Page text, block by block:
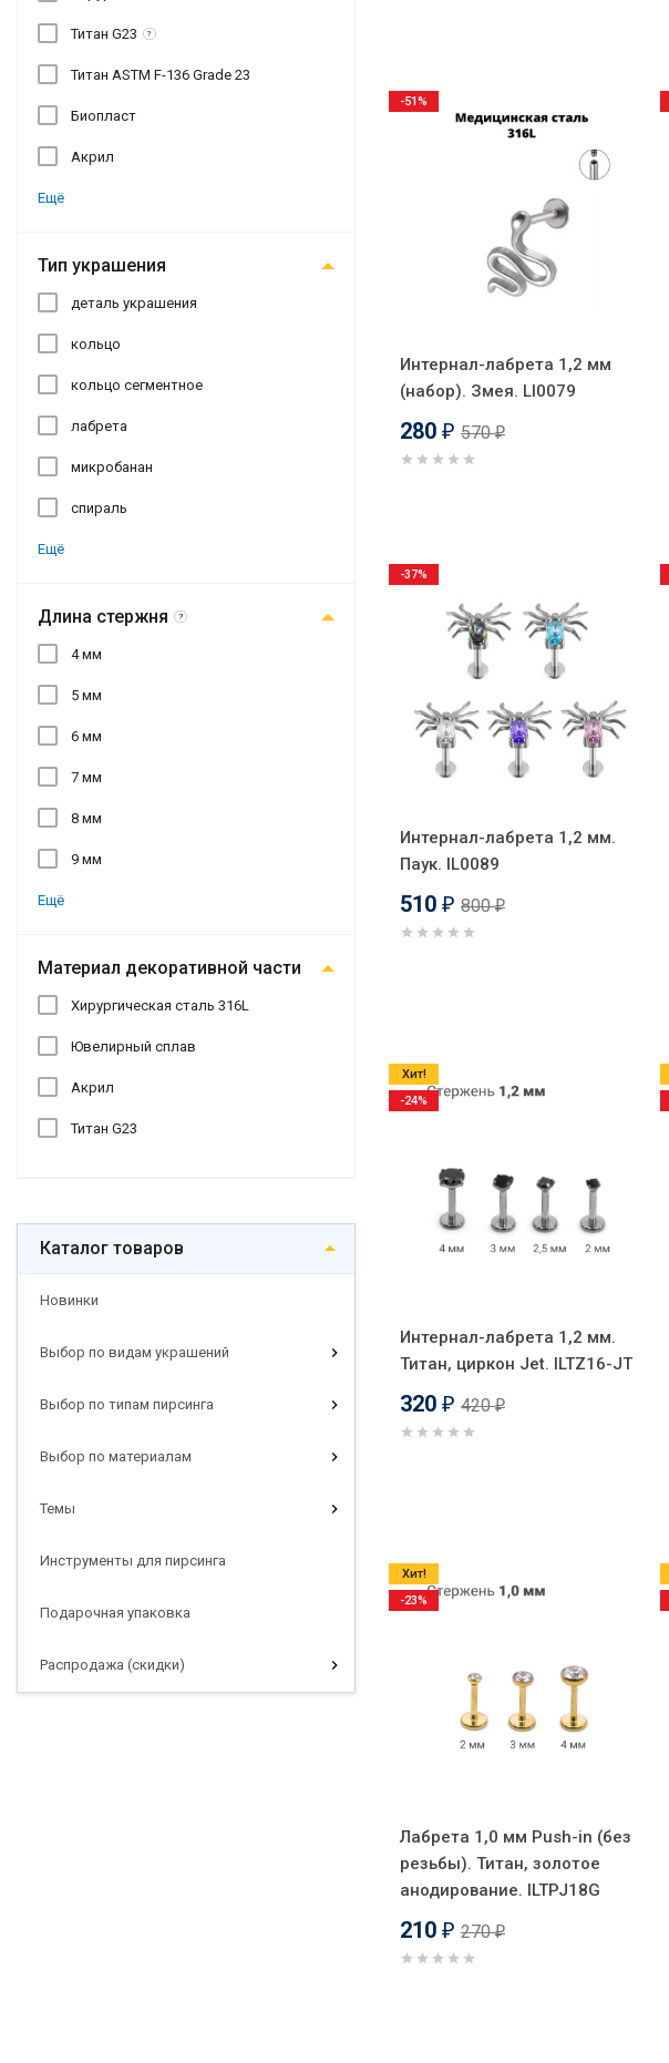
Титан G23 ?
Титан ASTM F-136 Grade 23
Биопласт
Акрил
Ещё
Тип украшения
деталь украшения
кольцо
кольцо сегментное
лабрета
микробанан
спираль
Ещё
Длина стержня ?
4 мм
5 мм
6 мм
7 мм
8 мм
9 мм
Ещё
Материал декоративной части
Хирургическая сталь 316L
Ювелирный сплав
Акрил
Титан G23
Каталог товаров
Новинки
Выбор по видам украшений
Выбор по типам пирсинга
Выбор по материалам
Темы
Инструменты для пирсинга
Подарочная упаковка
Распродажа (скидки)
Интернал-лабрета 1,2 мм
(набор). Змея. LI0079
280 ₽ 570₽
-51%
Интернал-лабрета 1,2 мм.
Паук. IL0089
510 ₽ 800₽
-37%
Интернал-лабрета 1,2 мм.
Титан, циркон Jet. ILTZ16-JT
320 ₽ 420₽
Хит!
-24%
Лабрета 1,0 мм Push-in (без
резьбы). Титан, золотое
анодирование. ILTPJ18G
210 ₽ 270₽
Хит!
-23%